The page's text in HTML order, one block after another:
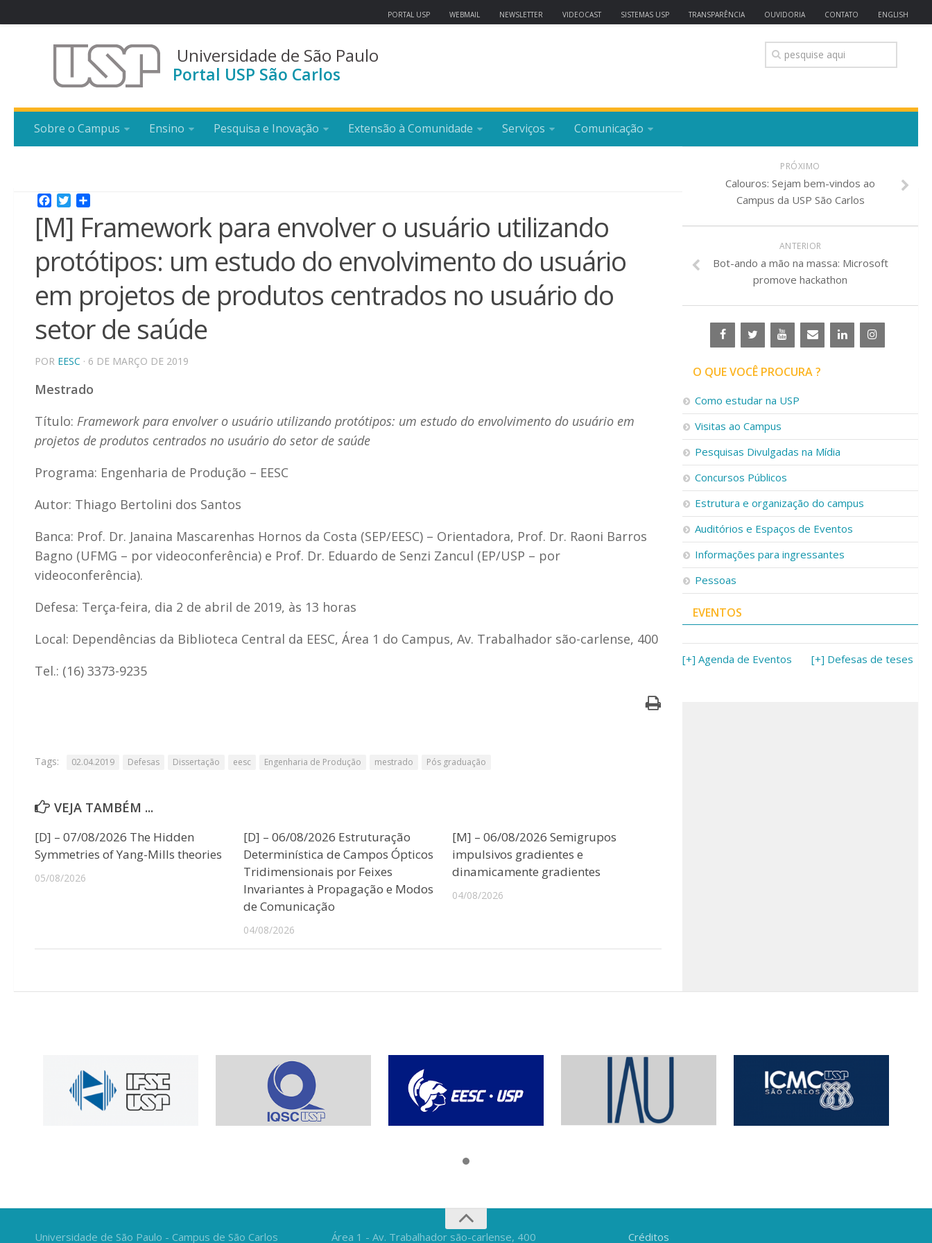
PORTAL USP WEBMAIL NEWSLETTER VIDEOCAST SISTEMAS USP TRANSPARÊNCIA OUVIDORIA CONTATO ENGLISH
Universidade de São Paulo
Portal USP São Carlos
Sobre o Campus Ensino Pesquisa e Inovação Extensão à Comunidade Serviços Comunicação
Facebook
Twitter
[M] Framework para envolver o usuário utilizando
protótipos: um estudo do envolvimento do usuário
em projetos de produtos centrados no usuário do
setor de saúde
POR EESC · 6 DE MARÇO DE 2019
Mestrado
Título: Framework para envolver o usuário utilizando protótipos: um estudo do envolvimento do usuário em
projetos de produtos centrados no usuário do setor de saúde
Programa: Engenharia de Produção – EESC
Autor: Thiago Bertolini dos Santos
Banca: Prof. Dr. Janaina Mascarenhas Hornos da Costa (SEP/EESC) – Orientadora, Prof. Dr. Raoni Barros
Bagno (UFMG – por videoconferência) e Prof. Dr. Eduardo de Senzi Zancul (EP/USP – por
videoconferência).
Defesa: Terça-feira, dia 2 de abril de 2019, às 13 horas
Local: Dependências da Biblioteca Central da EESC, Área 1 do Campus, Av. Trabalhador são-carlense, 400
Tel.: (16) 3373-9235
Tags: 02.04.2019 Defesas Dissertação eesc Engenharia de Produção mestrado Pós graduação
VEJA TAMBÉM ...
[D] – 07/08/2026 The Hidden
Symmetries of Yang-Mills theories
05/08/2026
[D] – 06/08/2026 Estruturação
Determinística de Campos Ópticos
Tridimensionais por Feixes
Invariantes à Propagação e Modos
de Comunicação
04/08/2026
[M] – 06/08/2026 Semigrupos
impulsivos gradientes e
dinamicamente gradientes
04/08/2026
PRÓXIMO
Calouros: Sejam bem-vindos ao
Campus da USP São Carlos
ANTERIOR
Bot-ando a mão na massa: Microsoft
promove hackathon
O QUE VOCÊ PROCURA ?
Como estudar na USP
Visitas ao Campus
Pesquisas Divulgadas na Mídia
Concursos Públicos
Estrutura e organização do campus
Auditórios e Espaços de Eventos
Informações para ingressantes
Pessoas
EVENTOS
[+] Agenda de Eventos [+] Defesas de teses
Universidade de São Paulo - Campus de São Carlos Área 1 - Av. Trabalhador são-carlense, 400 Créditos